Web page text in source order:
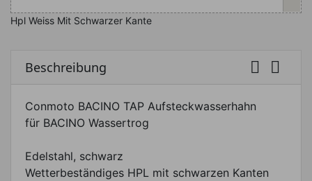
Hpl Weiss Mit Schwarzer Kante
Beschreibung  
Conmoto BACINO TAP Aufsteckwasserhahn
für BACINO Wassertrog
Edelstahl, schwarz
Wetterbeständiges HPL mit schwarzen Kanten